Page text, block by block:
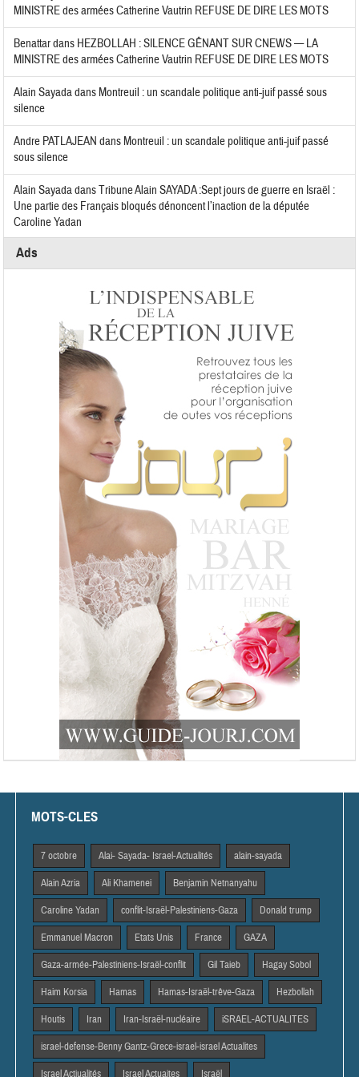
MINISTRE des armées Catherine Vautrin REFUSE DE DIRE LES MOTS
Benattardans HEZBOLLAH : SILENCE GÊNANT SUR CNEWS — LA
MINISTRE des armées Catherine Vautrin REFUSE DE DIRE LES MOTS
Alain Sayadadans Montreuil : un scandale politique anti-juif passé sous
silence
Andre PATLAJEAN dans Montreuil : un scandale politique anti-juif passé
sous silence
Alain SayadadansTribune Alain SAYADA :Sept jours de guerre en Israël :
Une partie des Français bloqués dénoncent l’inaction de la députée
Caroline Yadan
Ads
MOTS-CLES
7 octobre Alai- Sayada- Israel-Actualités alain-sayada
Alain Azria Ali Khamenei Benjamin Netnanyahu
Caroline Yadan conflit-Israël-Palestiniens-Gaza Donald trump
Emmanuel Macron Etats Unis France GAZA
Gaza-armée-Palestiniens-Israël-conflit Gil Taieb Hagay Sobol
Haim Korsia Hamas Hamas-Israël-trêve-Gaza Hezbollah
Houtis Iran Iran-Israël-nucléaire iSRAEL-ACTUALITES
israel-defense-Benny Gantz-Grece-israel-israel Actualites
Israel Actiualités Israel Actuaites Israël